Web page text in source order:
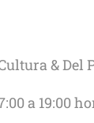
& Del
a 19:00